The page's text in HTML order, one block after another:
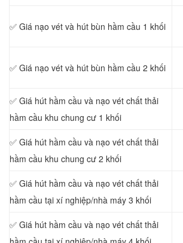
✅ Giá nạo vét và hút bùn hầm cầu 1 khối
✅ Giá nạo vét và hút bùn hầm cầu 2 khối
✅ Giá hút hầm cầu và nạo vét chất thải
hầm cầu khu chung cư 1 khối
✅ Giá hút hầm cầu và nạo vét chất thải
hầm cầu khu chung cư 2 khối
✅ Giá hút hầm cầu và nạo vét chất thải
hầm cầu tại xí nghiệp/nhà máy 3 khối
✅ Giá hút hầm cầu và nạo vét chất thải